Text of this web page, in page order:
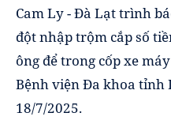
Cam Ly - Đà Lạt trình
đột nhập trộm cắp số
ông để trong cốp xe
Bệnh viện Đa khoa tỉnh
18/7/2025.